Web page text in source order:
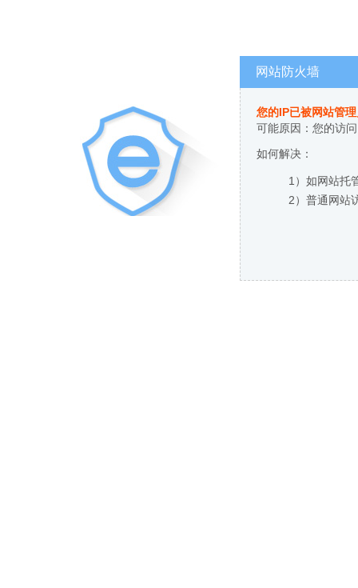
网站防火墙
您的IP已被网站管
可能原因：您的访
如何解决：
1）如网站托
2）普通网站